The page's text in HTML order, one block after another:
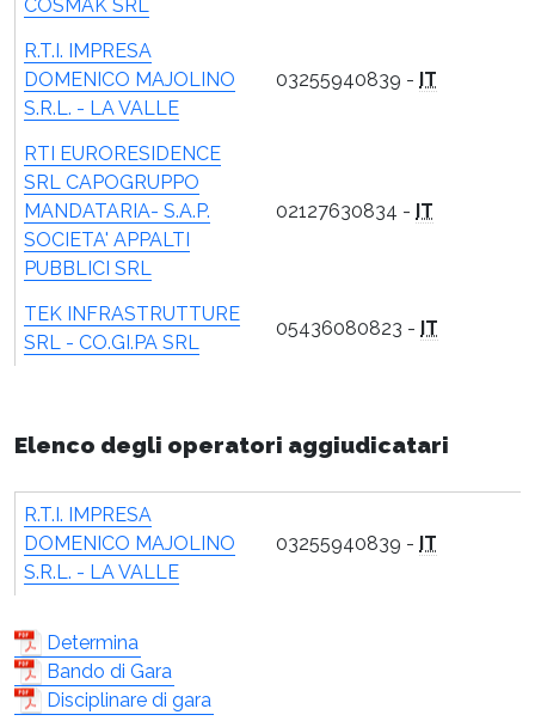
COSMAK SRL
R.T.I. IMPRESA
DOMENICO MAJOLINO
S.R.L. - LA VALLE
03255940839 - IT
RTI EURORESIDENCE
SRL CAPOGRUPPO
MANDATARIA- S.A.P.
SOCIETA' APPALTI
PUBBLICI SRL
02127630834 - IT
TEK INFRASTRUTTURE
SRL - CO.GI.PA SRL
05436080823 - IT
Elenco degli operatori aggiudicatari
R.T.I. IMPRESA
DOMENICO MAJOLINO
S.R.L. - LA VALLE
03255940839 - IT
Determina
Bando di Gara
Disciplinare di gara